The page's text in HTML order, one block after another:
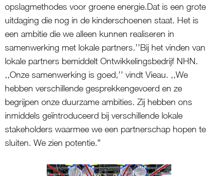
opslagmethodes voor groene energie.Dat is een grote
uitdaging die nog in de kinderschoenen staat. Het is
een ambitie die we alleen kunnen realiseren in
samenwerking met lokale partners.’’Bij het vinden van
lokale partners bemiddelt Ontwikkelingsbedrijf NHN.
,,Onze samenwerking is goed,’’ vindt Vieau. ,,We
hebben verschillende gesprekkengevoerd en ze
begrijpen onze duurzame ambities. Zij hebben ons
inmiddels geïntroduceerd bij verschillende lokale
stakeholders waarmee we een partnerschap hopen te
sluiten. We zien potentie.”